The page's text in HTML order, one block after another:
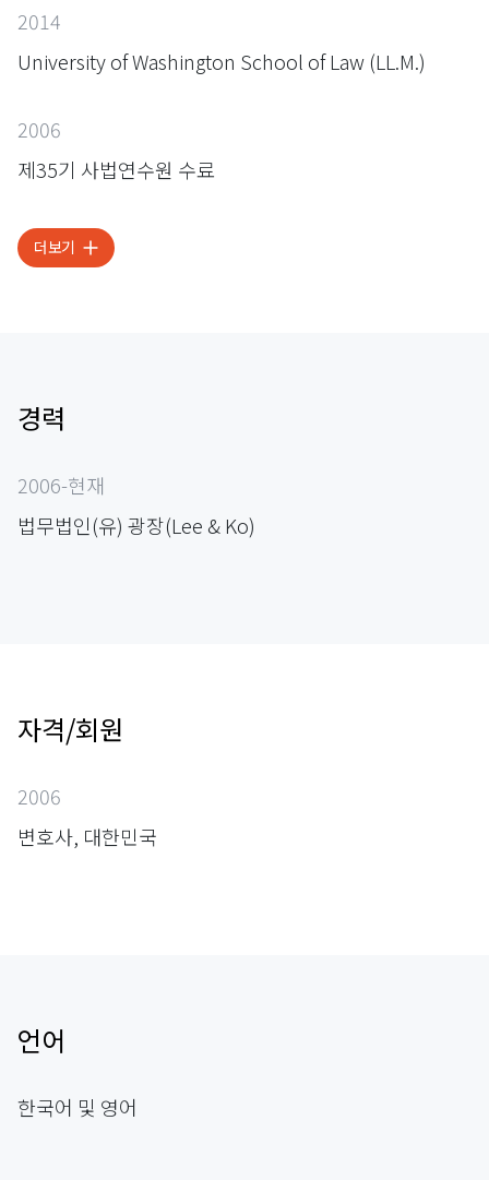
2014
University of Washington School of Law (LL.M.)
2006
제35기 사법연수원 수료
더보기
경력
2006-현재
법무법인(유) 광장(Lee & Ko)
자격/회원
2006
변호사, 대한민국
언어
한국어 및 영어